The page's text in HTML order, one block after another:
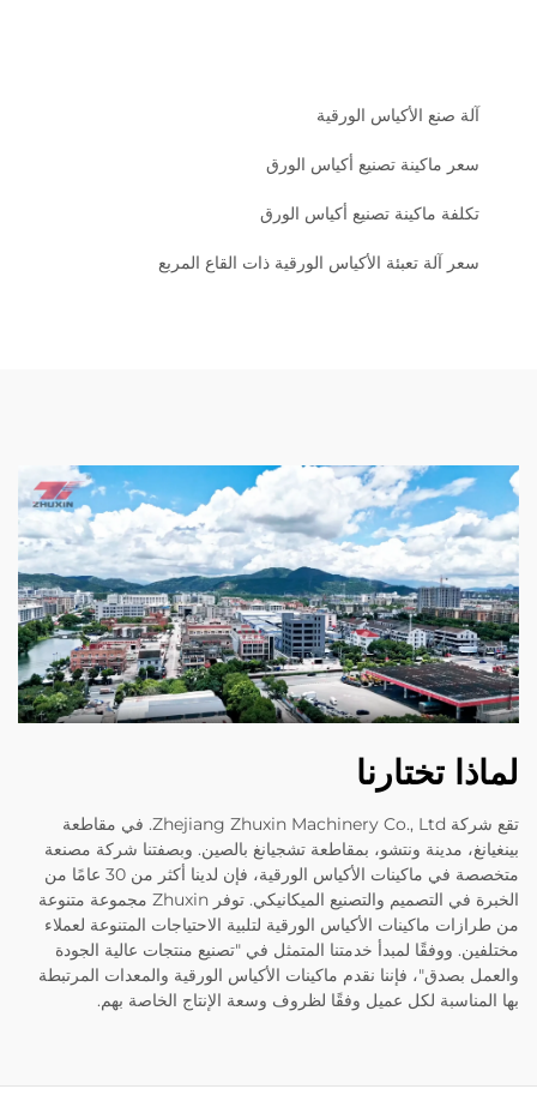
آلة صنع الأكياس الورقية
سعر ماكينة تصنيع أكياس الورق
تكلفة ماكينة تصنيع أكياس الورق
سعر آلة تعبئة الأكياس الورقية ذات القاع المربع
لماذا تختارنا
تقع شركة Zhejiang Zhuxin Machinery Co., Ltd. في مقاطعة
بينغيانغ، مدينة ونتشو، بمقاطعة تشجيانغ بالصين. وبصفتنا شركة مصنعة
متخصصة في ماكينات الأكياس الورقية، فإن لدينا أكثر من 30 عامًا من
الخبرة في التصميم والتصنيع الميكانيكي. توفر Zhuxin مجموعة متنوعة
من طرازات ماكينات الأكياس الورقية لتلبية الاحتياجات المتنوعة لعملاء
مختلفين. ووفقًا لمبدأ خدمتنا المتمثل في "تصنيع منتجات عالية الجودة
والعمل بصدق"، فإننا نقدم ماكينات الأكياس الورقية والمعدات المرتبطة
بها المناسبة لكل عميل وفقًا لظروف وسعة الإنتاج الخاصة بهم.